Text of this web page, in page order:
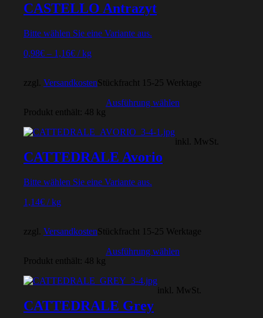
CASTELLO Antrazyt
Bitte wählen Sie eine Variante aus.
0,98€ – 1,16€ /kg
zzgl. VersandkostenStückfracht 15-25 Werktage
Produkt enthält: 48 kg
Ausführung wählen
CATTEDRALE Avorio
Bitte wählen Sie eine Variante aus.
1,14€ /kg
inkl. MwSt.
zzgl. VersandkostenStückfracht 15-25 Werktage
Produkt enthält: 48 kg
Ausführung wählen
CATTEDRALE Grey
inkl. MwSt.